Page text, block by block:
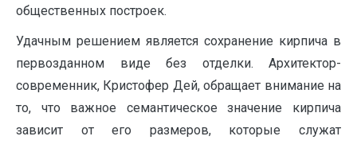
общественных построек.
Удачным решением является сохранение кирпича в
первозданном виде без отделки. Архитектор-
современник, Кристофер Дей, обращает внимание на
то, что важное семантическое значение кирпича
зависит от его размеров, которые служат